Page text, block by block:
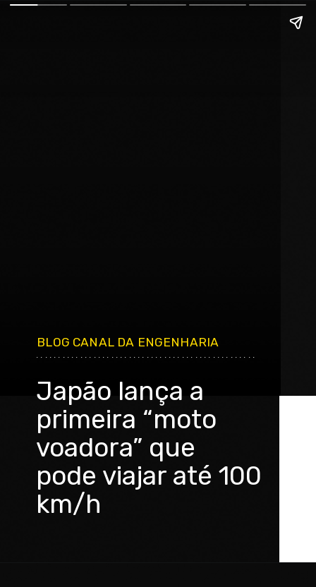
BLOG CANAL DA ENGENHARIA
Japão lança a
primeira “moto
voadora” que
pode viajar até 100
km/h
..................................................